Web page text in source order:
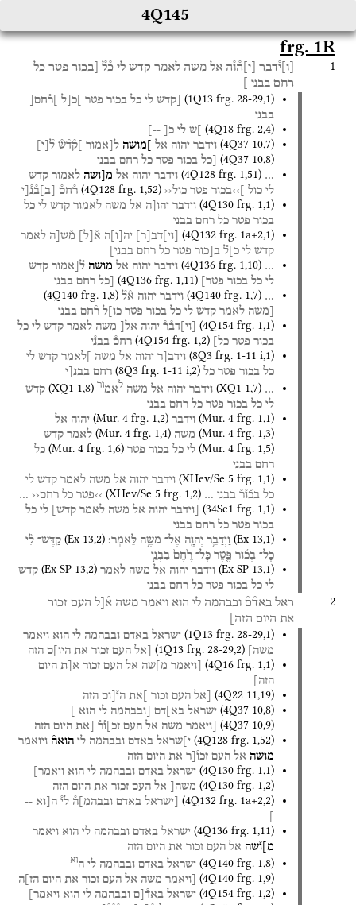
4Q145
frg. 1R
1 ו י֯דבר י ה֯ו֯ה אל משה לאמר קדש לי כ֯ל֯ [בכור פטר כל
רחם בבני
(1Q13 frg. 28-29,1) [קדש לי כל בכור פטר ]כ[ל
]ר֯חם[
בבני
(4Q18 frg. 2,4) ]ש לי כ[ --]
(4Q37 10,7) וידבר יהוה אל ]מושה ל[אמור ]ק֯ד֯ש֯ ל֯ י
(4Q37 10,8) [כל בכור פטר כל רחם בבני
…
(4Q128 frg. 1,51) וידבר יהוה אל מ[ושה לאמור קדש
לי כול ]››בכור פטר כול‹‹ (4Q128 frg. 1,52) ר֯חם֯ ב ב֯נ֯[י
(4Q130 frg. 1,1) וידבר יהו[ה אל משה לאמור קדש לי כל
בכור פטר כל רחם בבני
(4Q132 frg. 1a+2,1) וי דב ר יה ו ה א֯ ל מ֯ש[ה לאמר
קדש לי כ]ל֯ ב[כור פטר כל רחם בבני]
…
(4Q136 frg. 1,10) וידבר יהוה אל מושה ל֯[אמור קדש
לי כל בכור פטר] (4Q136 frg. 1,11) [כל רחם בבני
…
(4Q140 frg. 1,7) וידבר יהוה א֯ל֯ (4Q140 frg. 1,8)
[משה לאמר קדש לי כל בכור פטר כו]ל ר֯חם בבני
(4Q154 frg. 1,1) וי דב֯ר֯ יהוה אל[ משה לאמר קדש לי כל
בכור פטר כל] (4Q154 frg. 1,2) רחם֯ בבנ֯י
(8Q3 frg. 1-11 i,1) וידב[ר יהוה אל משה ]לאמר קדש לי
כל בכור פטר כל (8Q3 frg. 1-11 i,2) רחם בבנ[י
…
(XQ1 1,7) וידבר יהוה אל משה לאמור (XQ1 1,8)
קדש
לי כל בכור פטר כל רחם בבני
(Mur. 4 frg. 1,1) וידבר (Mur. 4 frg. 1,2) יהוה אל
(Mur. 4 frg. 1,3) משה (Mur. 4 frg. 1,4) לאמר קדש
(Mur. 4 frg. 1,5) לי כל בכור פטר (Mur. 4 frg. 1,6)
כל
רחם בבני
(XHev/Se 5 frg. 1,1) וידבר יהוה אל משה לאמר קדש לי
כל בכ֯ו֯ר֯ בבני …
(XHev/Se 5 frg. 1,2) ››פטר כל רחם‹‹ …
(34Se1 frg. 1,1) [וידבר יהוה אל משה לאמר קדש] לי כל
בכור פטר כל רחם בבני
(Ex 13,1) וַיְדַבֵּ֥ר יְהוָ֖ה אֶל־ מֹשֶׁ֥ה לֵּאמֹֽר׃ (Ex 13,2) קַדֶּשׁ־ לִ֨י
כָל־ בְּכ֜וֹר פֶּ֤טֶר כָּל־ רֶ֙חֶם֙ בִּבְנֵ֣י
(Ex SP 13,1) וידבר יהוה אל משה לאמר (Ex SP 13,2)
קדש
לי כל בכור פטר כל רחם בבני
2 ראל באד֯ם֯ ובבהמה לי הוא ויאמר משה א֯[ל העם זכור
את היום הזה]
(1Q13 frg. 28-29,1) ישראל באדם ובבהמה לי הוא ויאמר
משה]
(1Q13 frg. 28-29,2) [אל העם זכור את היו]ם הזה
(4Q16 frg. 1,1) [ויאמר מ]שה אל העם זכור א[ת היום
הזה]
(4Q22 11,19) [אל העם זכור ]את הי֯[ום הזה
(4Q37 10,8) ישראל בא]דם [ובבהמה לי הוא
(4Q37 10,9) [ויאמר משה אל העם זכ]ו֯ר֯ [את היום הזה
(4Q128 frg. 1,52) י]שראל באדם ובבהמה לי הואה֯ ויואמר
מושה אל העם זכו֯[ר את היום הזה
(4Q130 frg. 1,1) ישראל באדם ובבהמה לי הוא ויאמר]
(4Q130 frg. 1,2) משה[ אל העם זכור את היום הזה
(4Q132 frg. 1a+2,2) [ישראל באדם ובבהמ]ה֯ לי֯ ה[וא --
(4Q136 frg. 1,11) ישראל באדם ובבהמה לי הוא ויאמר
מ]ו֯שה אל העם זכור את היום הזה
(4Q140 frg. 1,8) ישראל באדם ובבהמה לי הוא
(4Q140 frg. 1,9) [ויאמר משה אל העם זכור את היום הז]ה
(4Q154 frg. 1,2) ישראל באד֯[ם ובבהמה לי הוא ויאמר]